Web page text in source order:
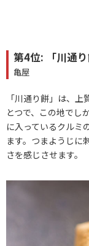
第4位: 「川通り
亀屋
「川通り餅」は、
とつで、この地でし
に入っているクルミ
ます。つまようじに
さを感じさせます。